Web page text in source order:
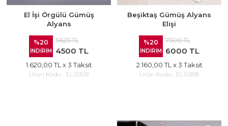
El İşi Örgülü Gümüş
Alyans
%20
İNDİRİM
5625 TL
4500 TL
1.620,00 TL x 3 Taksit
Ürün Kodu : ELIS309
Beşiktaş Gümüş Alyans
Elişi
%20
İNDİRİM
7500 TL
6000 TL
2.160,00 TL x 3 Taksit
Ürün Kodu : ELIS308